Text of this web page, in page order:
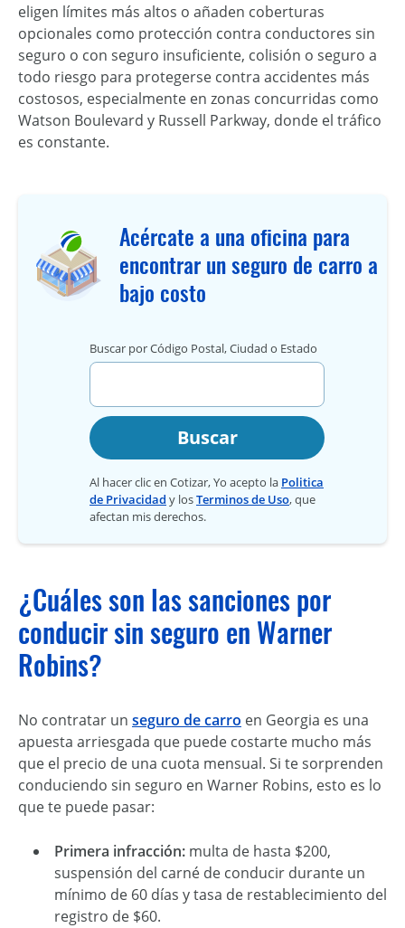
eligen límites más altos o añaden coberturas
opcionales como protección contra conductores sin
seguro o con seguro insuficiente, colisión o seguro a
todo riesgo para protegerse contra accidentes más
costosos, especialmente en zonas concurridas como
Watson Boulevard y Russell Parkway, donde el tráfico
es constante.
Acércate a una oficina para
encontrar un seguro de carro a
bajo costo
Buscar por Código Postal, Ciudad o Estado
Buscar
Al hacer clic en Cotizar, Yo acepto la Politica
de Privacidad y losTerminos de Uso, que
afectan mis derechos.
¿Cuáles son las sanciones por
conducir sin seguro en Warner
Robins?
No contratar un seguro de carro en Georgia es una
apuesta arriesgada que puede costarte mucho más
que el precio de una cuota mensual. Si te sorprenden
conduciendo sin seguro en Warner Robins, esto es lo
que te puede pasar:
Primera infracción: multa de hasta $200,
suspensión del carné de conducir durante un
mínimo de 60 días y tasa de restablecimiento del
registro de $60.